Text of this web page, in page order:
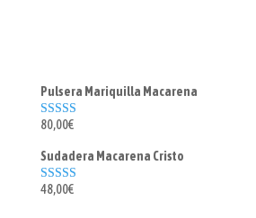
Pulsera Mariquilla Macarena
Valorado con
80,00€
Sudadera Macarena Cristo
Valorado con
48,00€